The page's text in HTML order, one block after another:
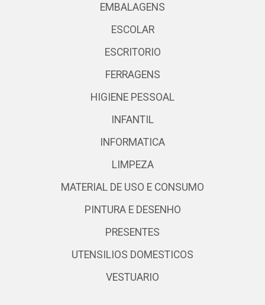
EMBALAGENS
ESCOLAR
ESCRITORIO
FERRAGENS
HIGIENE PESSOAL
INFANTIL
INFORMATICA
LIMPEZA
MATERIAL DE USO E CONSUMO
PINTURA E DESENHO
PRESENTES
UTENSILIOS DOMESTICOS
VESTUARIO